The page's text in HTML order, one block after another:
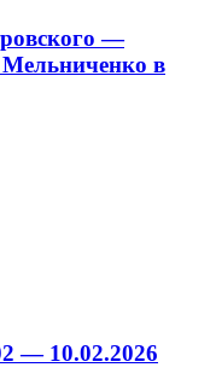
—
в
— 10.02.2026